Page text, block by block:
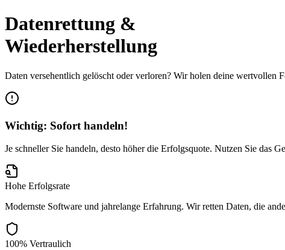
Datenrettung &
Wiederherstellung
Daten versehentlich gelöscht oder verloren? Wir holen deine
Wichtig: Sofort handeln!
Je schneller Sie handeln, desto höher die Erfolgsquote. Nutzen Sie das
Hohe Erfolgsrate
Modernste Software und jahrelange Erfahrung. Wir retten Daten, die
100% Vertraulich